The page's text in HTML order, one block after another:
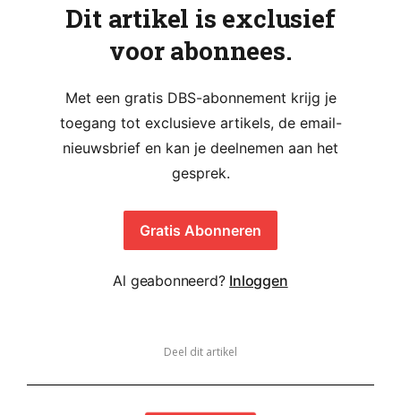
Dit artikel is exclusief
voor abonnees.
Met een gratis DBS-abonnement krijg je
toegang tot exclusieve artikels, de email-
nieuwsbrief en kan je deelnemen aan het
gesprek.
Gratis Abonneren
Al geabonneerd? Inloggen
Deel dit artikel